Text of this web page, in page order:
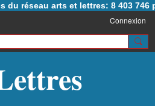
du réseau arts et lettres: 8 403 746
Connexion